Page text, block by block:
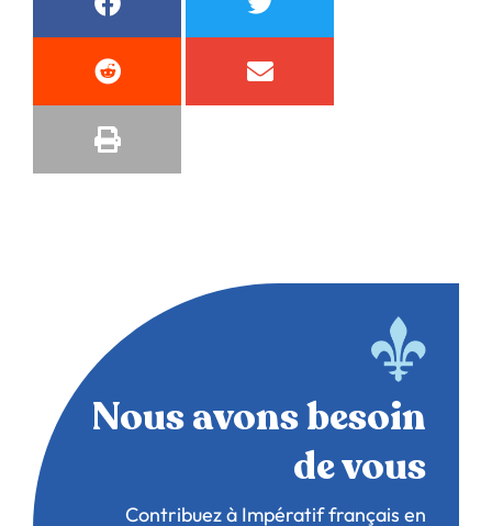
Nous avons besoin
de vous
Contribuez à Impératif français en